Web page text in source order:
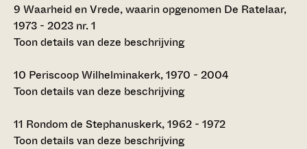
9 Waarheid en Vrede, waarin opgenomen De Ratelaar,
1973 - 2023 nr. 1
Toon details van deze beschrijving
10 Periscoop Wilhelminakerk, 1970 - 2004
Toon details van deze beschrijving
11 Rondom de Stephanuskerk, 1962 - 1972
Toon details van deze beschrijving